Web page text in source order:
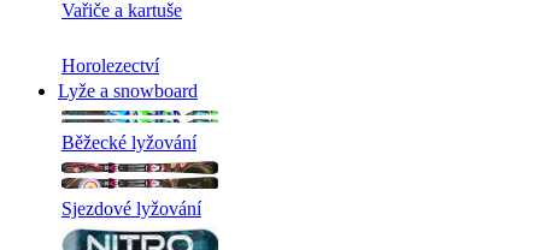
Vařiče a kartuše
Horolezectví
Lyže a snowboard
Běžecké lyžování
Sjezdové lyžování